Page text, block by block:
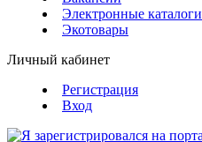
Электронные каталоги
Экотовары
Личный кабинет
Регистрация
Вход